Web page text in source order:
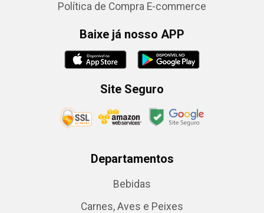
Política de Compra E-commerce
Baixe já nosso APP
Site Seguro
Departamentos
Bebidas
Carnes, Aves e Peixes